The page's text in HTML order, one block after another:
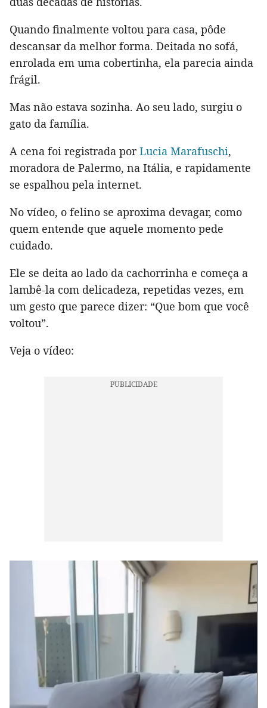
Quando finalmente voltou para casa, pôde
descansar da melhor forma. Deitada no sofá,
enrolada em uma cobertinha, ela parecia ainda
frágil.
Mas não estava sozinha. Ao seu lado, surgiu o
gato da família.
A cena foi registrada porLucia Marafuschi,
moradora de Palermo, na Itália, e rapidamente
se espalhou pela internet.
No vídeo, o felino se aproxima devagar, como
quem entende que aquele momento pede
cuidado.
Ele se deita ao lado da cachorrinha e começa a
lambê-la com delicadeza, repetidas vezes, em
um gesto que parece dizer: “Que bom que você
voltou”.
Veja o vídeo: